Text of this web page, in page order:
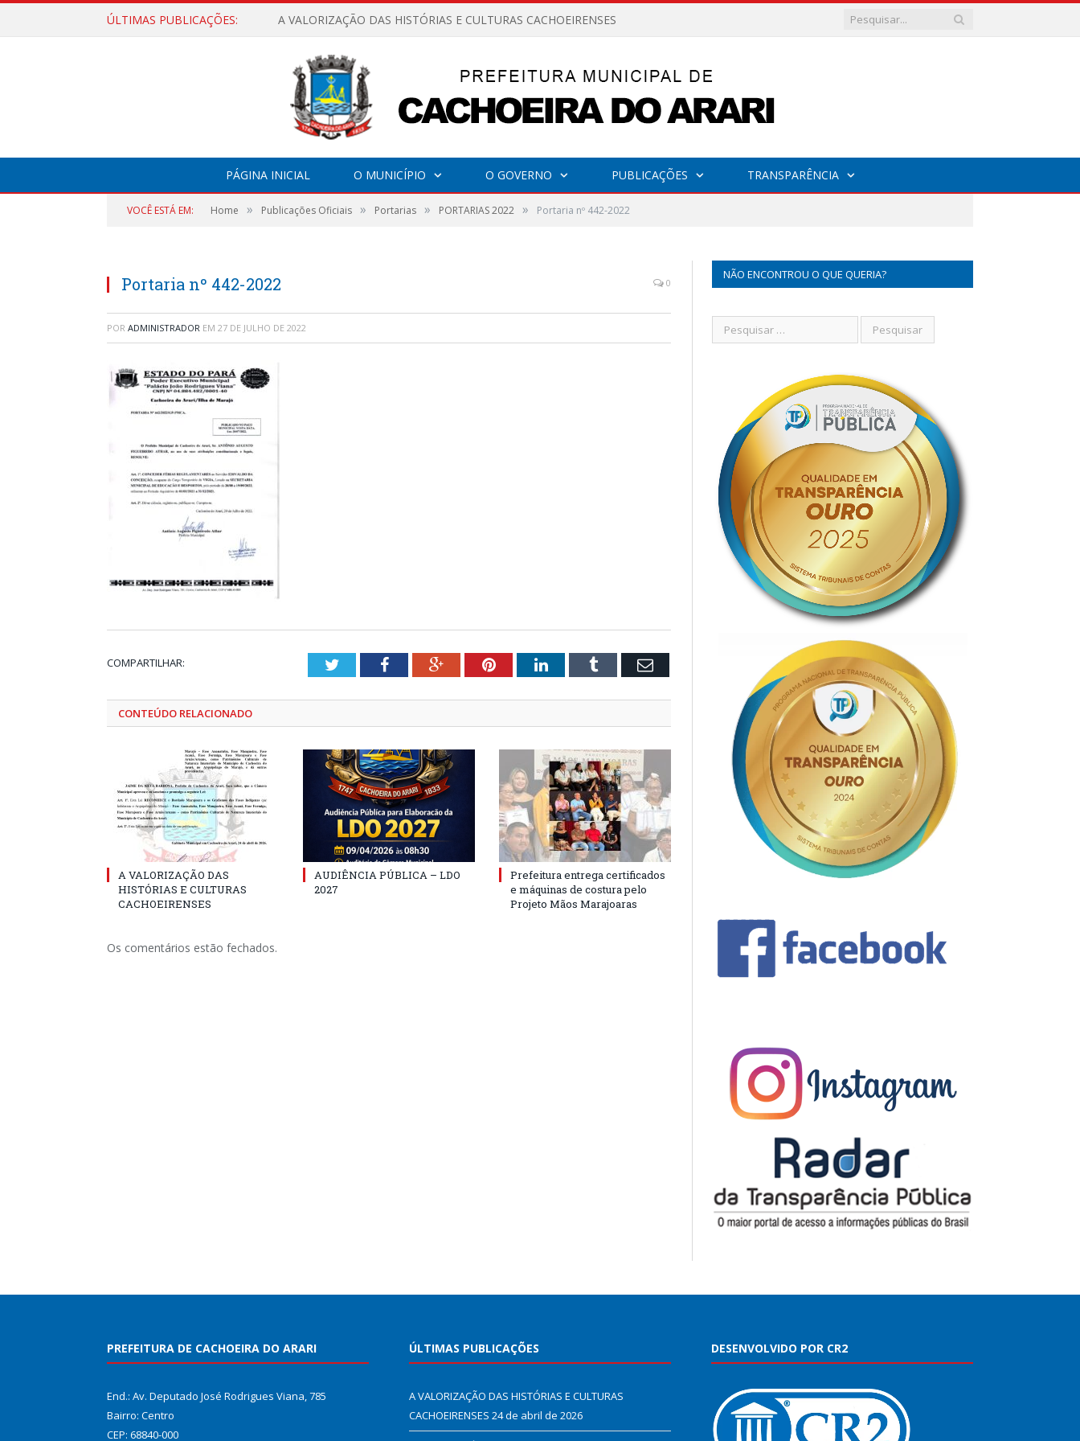
ÚLTIMAS PUBLICAÇÕES: A VALORIZAÇÃO DAS HISTÓRIAS E CULTURAS CACHOEIRENSES
PÁGINA INICIAL O MUNICÍPIO O GOVERNO PUBLICAÇÕES TRANSPARÊNCIA
VOCÊ ESTÁ EM: Home » Publicações Oficiais » Portarias » PORTARIAS 2022 » Portaria nº 442-2022
Portaria nº 442-2022 0
POR ADMINISTRADOR EM 27 DE JULHO DE 2022
COMPARTILHAR: TwitterFacebookGoogle+PinterestLinkedInTumblr Email
CONTEÚDO RELACIONADO
A VALORIZAÇÃO DAS
HISTÓRIAS E CULTURAS
CACHOEIRENSES
AUDIÊNCIA PÚBLICA – LDO
2027
Prefeitura entrega certificados
e máquinas de costura pelo
Projeto Mãos Marajoaras
Os comentários estão fechados.
NÃO ENCONTROU O QUE QUERIA?
PREFEITURA DE CACHOEIRA DO ARARI
End.: Av. Deputado José Rodrigues Viana, 785
Bairro: Centro
CEP: 68840-000
ÚLTIMAS PUBLICAÇÕES
A VALORIZAÇÃO DAS HISTÓRIAS E CULTURAS
CACHOEIRENSES 24 de abril de 2026
DESENVOLVIDO POR CR2